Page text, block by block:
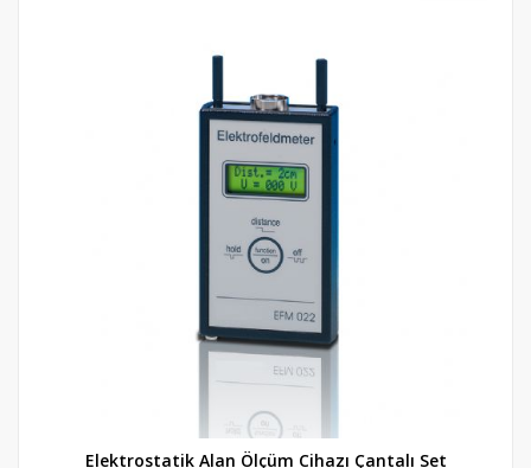
Elektrostatik Alan Ölçüm Cihazı Çantalı Set